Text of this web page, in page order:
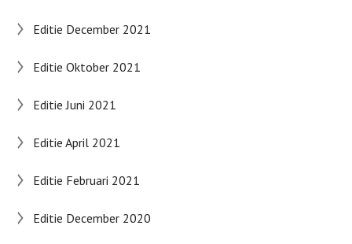
Editie December 2021
Editie Oktober 2021
Editie Juni 2021
Editie April 2021
Editie Februari 2021
Editie December 2020